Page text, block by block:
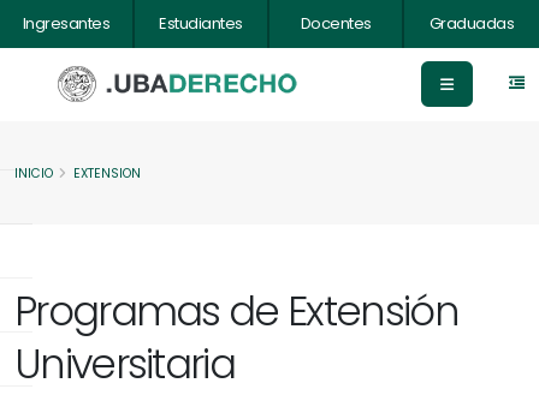
Ingresantes Estudiantes Docentes Graduadas
INICIO EXTENSION
Programas de Extensión
Universitaria